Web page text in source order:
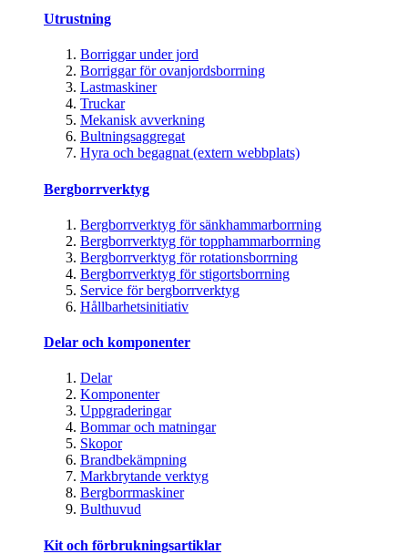
Utrustning
Borriggar under jord
Borriggar för ovanjordsborrning
Lastmaskiner
Truckar
Mekanisk avverkning
Bultningsaggregat
Hyra och begagnat (extern webbplats)
Bergborrverktyg
Bergborrverktyg för sänkhammarborrning
Bergborrverktyg för topphammarborrning
Bergborrverktyg för rotationsborrning
Bergborrverktyg för stigortsborrning
Service för bergborrverktyg
Hållbarhetsinitiativ
Delar och komponenter
Delar
Komponenter
Uppgraderingar
Bommar och matningar
Skopor
Brandbekämpning
Markbrytande verktyg
Bergborrmaskiner
Bulthuvud
Kit och förbrukningsartiklar